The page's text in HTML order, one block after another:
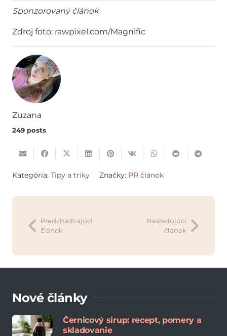
Sponzorovaný článok
Zdroj foto: rawpixel.com/Magnific
Zuzana
249 posts
Kategória: Tipy a triky Značky: PR článok
Predchádzajúci
článok
Nasledujúci
článok
Nové články
Černicový sirup: recept, pomery a
skladovanie